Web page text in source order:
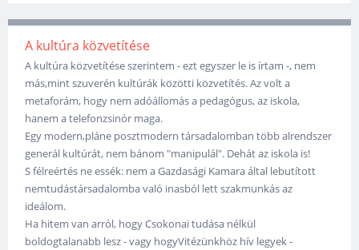
A kultúra közvetítése
A kultúra közvetítése szerintem - ezt egyszer le is írtam -, nem
más,mint szuverén kultúrák közötti közvetítés. Az volt a
metaforám, hogy nem adóállomás a pedagógus, az iskola,
hanem a telefonzsinór maga.
Egy modern,pláne posztmodern társadalomban több alrendszer
generál kultúrát, nem bánom "manipulál". Dehát az iskola is!
S félreértés ne essék: nem a Gazdasági Kamara által lebutított
nemtudástársadalomba való inasból lett szakmunkás az
ideálom.
Ha hitem van arról, hogy Csokonai tudása nélkül
boldogtalanabb lesz - vagy hogyVitézünkhöz hív legyek -